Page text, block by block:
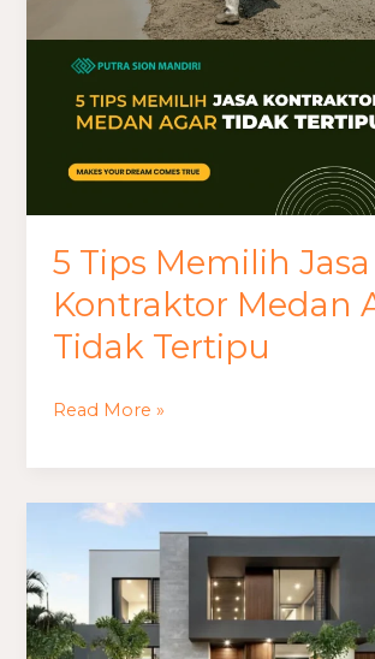
5 Tips Memilih Jasa
Kontraktor Medan
Tidak Tertipu
Tidak
Tertipu
Read More »
Rekomendasi
Jasa
Renovasi
Rumah
Medan